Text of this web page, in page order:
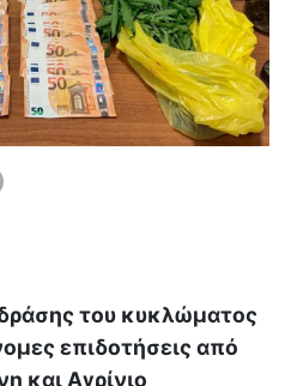
του κυκλώματος
επιδοτήσεις από
και Αγρίνιο